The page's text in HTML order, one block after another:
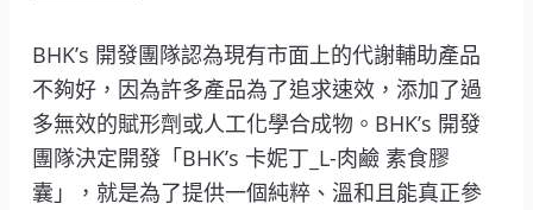
BHK’s 開發團隊認為現有市面上的代謝輔助產品
不夠好，因為許多產品為了追求速效，添加了過
多無效的賦形劑或人工化學合成物。BHK’s 開發
團隊決定開發「BHK’s 卡妮丁_L-肉鹼 素食膠
囊」，就是為了提供一個純粹、溫和且能真正參